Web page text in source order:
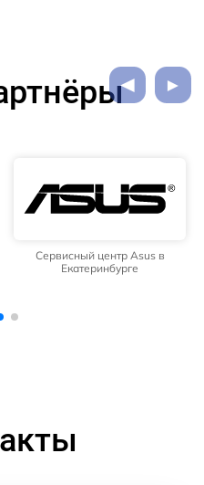
Сервисный центр Asus в
Екатеринбурге